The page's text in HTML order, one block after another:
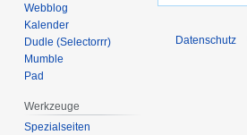
Webblog
Kalender
Dudle (Selectorrr)
Mumble
Pad
Werkzeuge
Spezialseiten
Datenschutz